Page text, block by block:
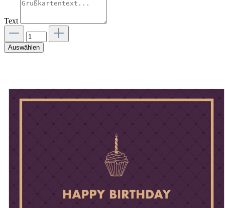
Text
Auswählen